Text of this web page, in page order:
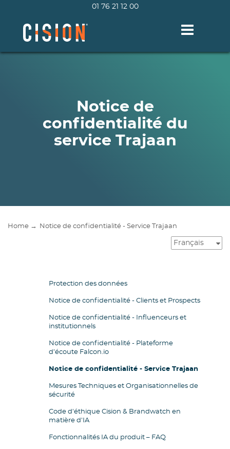
01 76 21 12 00
Toggle
Notice de
confidentialité du
service Trajaan
Home → Notice de confidentialité - Service Trajaan
Protection des données
Notice de confidentialité - Clients et Prospects
Notice de confidentialité - Influenceurs et
institutionnels
Notice de confidentialité - Plateforme
d’écoute Falcon.io
Notice de confidentialité - Service Trajaan
Mesures Techniques et Organisationnelles de
sécurité
Code d'éthique Cision & Brandwatch en
matière d'IA
Fonctionnalités IA du produit – FAQ